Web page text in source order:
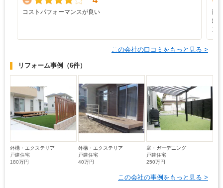
コストパフォーマンスが良い
雨
納
支
この会社の口コミをもっと見る >
リフォーム事例 （6件）
外構・エクステリア
戸建住宅
180万円
外構・エクステリア
戸建住宅
40万円
庭・ガーデニング
戸建住宅
250万円
この会社の事例をもっと見る >